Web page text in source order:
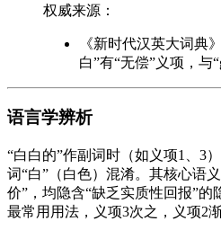
权威来源：
《新时代汉英大词典
白”有“无偿”义项，与
语言学辨析
“白白的”作副词时（如义项1、3
词“白”（白色）混淆。其核心语
价”，均隐含“缺乏实质性回报”的
最常用用法，义项3次之，义项2